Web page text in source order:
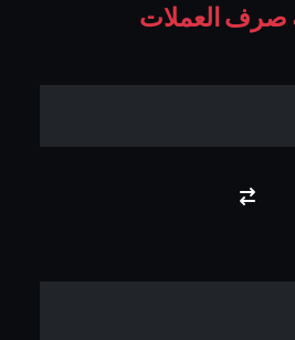
صرف العملات